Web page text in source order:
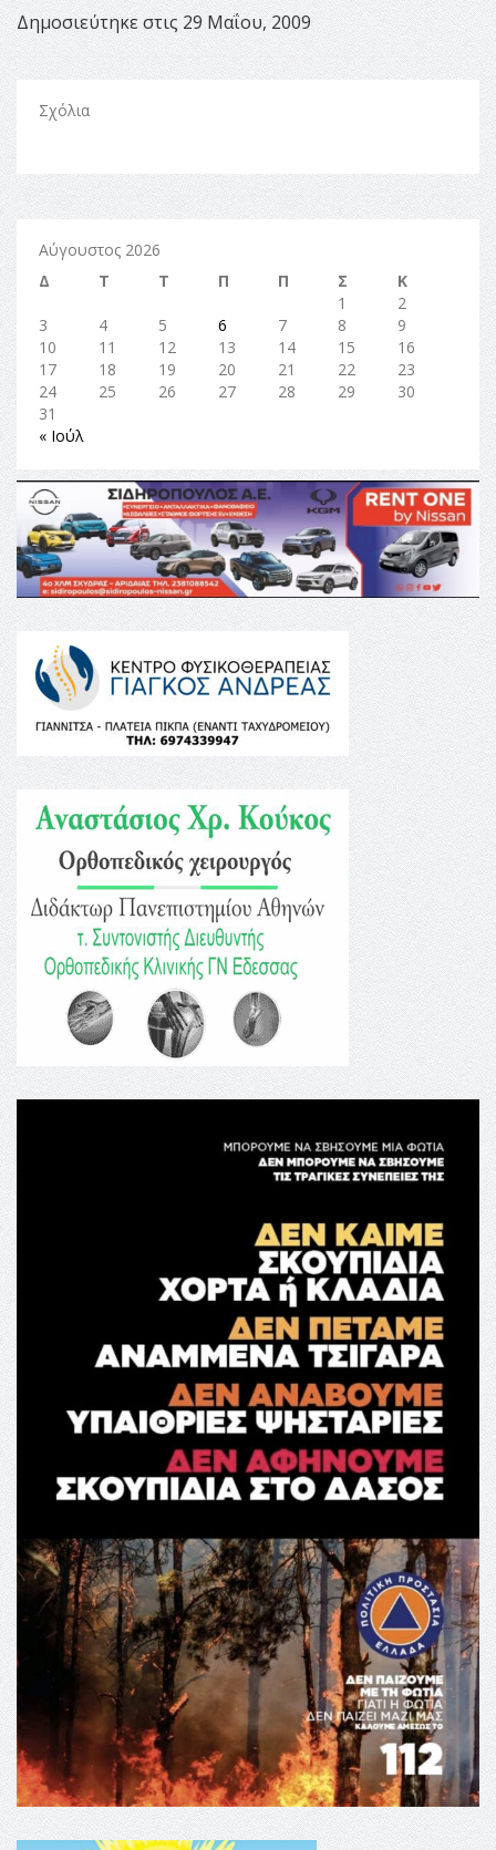
Δημοσιεύτηκε στις 29 Μαΐου, 2009
Σχόλια
Αύγουστος 2026
Δ
Τ Τ Π Π Σ
Κ
1
2
3
4 5 6 7 8
9
10
11 12 13 14 15
16
17
18 19 20 21 22
23
24
25 26 27 28 29
30
31
« Ιούλ